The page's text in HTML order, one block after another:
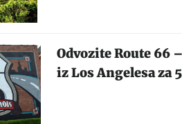
Odvozite Route 66
iz Los Angelesa za